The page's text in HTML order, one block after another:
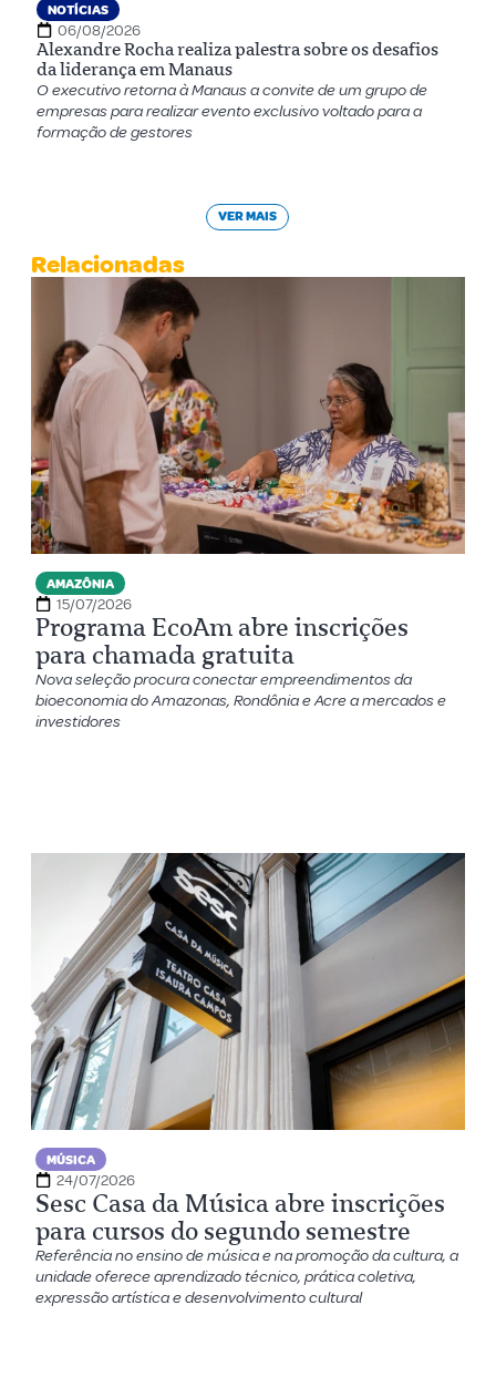
NOTÍCIAS
06/08/2026
Alexandre Rocha realiza palestra sobre os desafios
da liderança em Manaus
O executivo retorna à Manaus a convite de um grupo de
empresas para realizar evento exclusivo voltado para a
formação de gestores
VER MAIS
Relacionadas
AMAZÔNIA
15/07/2026
Programa EcoAm abre inscrições
para chamada gratuita
Nova seleção procura conectar empreendimentos da
bioeconomia do Amazonas, Rondônia e Acre a mercados e
investidores
MÚSICA
24/07/2026
Sesc Casa da Música abre inscrições
para cursos do segundo semestre
Referência no ensino de música e na promoção da cultura, a
unidade oferece aprendizado técnico, prática coletiva,
expressão artística e desenvolvimento cultural